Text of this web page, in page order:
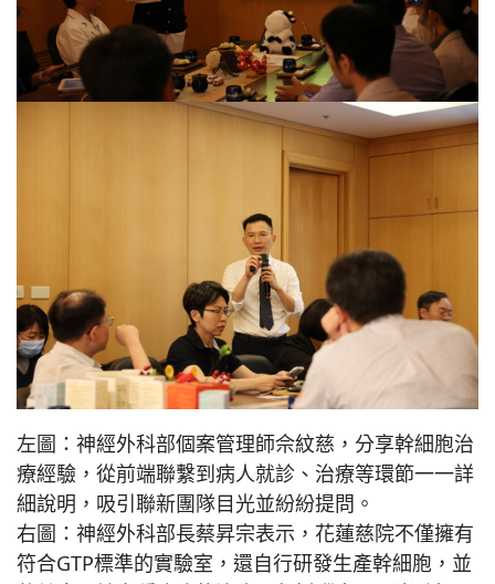
左圖：神經外科部個案管理師佘紋慈，分享幹細胞治
療經驗，從前端聯繫到病人就診、治療等環節一一詳
細說明，吸引聯新團隊目光並紛紛提問。
右圖：神經外科部長蔡昇宗表示，花蓮慈院不僅擁有
符合GTP標準的實驗室，還自行研發生產幹細胞，並